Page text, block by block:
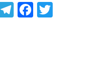
ViberTelegram
Facebook